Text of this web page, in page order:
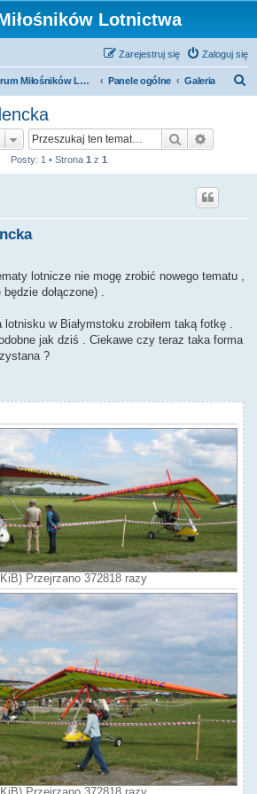
Lotnictwa
Zaloguj się
Zarejestruj się
Forum Miłośników Lotnictwa Panele ogólne Galeria
Szukaj
Posty: 1 • Strona 1 z 1
lotnicze nie mogę zrobić nowego tematu ,
dołączone) .
w Białymstoku zrobiłem taką fotkę .
jak dziś . Ciekawe czy teraz taka forma
?
Przejrzano 372818 razy